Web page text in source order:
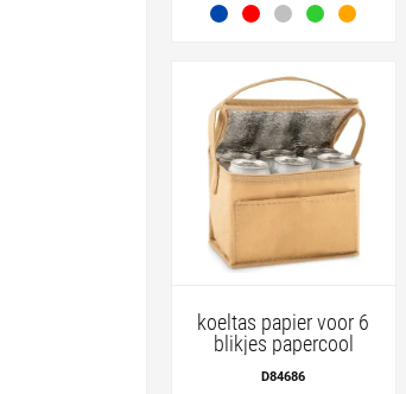
koeltas papier voor 6
blikjes papercool
D84686